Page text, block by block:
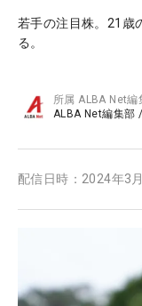
若手の注目株。21歳
る。
所属ALBA Net編
ALBA Net編集部 /
配信日時： 2024年3